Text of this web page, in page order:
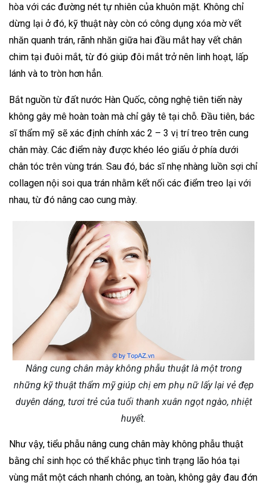
hòa với các đường nét tự nhiên của khuôn mặt. Không chỉ
dừng lại ở đó, kỹ thuật này còn có công dụng xóa mờ vết
nhăn quanh trán, rãnh nhăn giữa hai đầu mắt hay vết chân
chim tại đuôi mắt, từ đó giúp đôi mắt trở nên linh hoạt, lấp
lánh và to tròn hơn hẳn.
Bắt nguồn từ đất nước Hàn Quốc, công nghệ tiên tiến này
không gây mê hoàn toàn mà chỉ gây tê tại chỗ. Đầu tiên, bác
sĩ thẩm mỹ sẽ xác định chính xác 2 – 3 vị trí treo trên cung
chân mày. Các điểm này được khéo léo giấu ở phía dưới
chân tóc trên vùng trán. Sau đó, bác sĩ nhẹ nhàng luồn sợi chỉ
collagen nội soi qua trán nhằm kết nối các điểm treo lại với
nhau, từ đó nâng cao cung mày.
Nâng cung chân mày không phẫu thuật là một trong
những kỹ thuật thẩm mỹ giúp chị em phụ nữ lấy lại vẻ đẹp
duyên dáng, tươi trẻ của tuổi thanh xuân ngọt ngào, nhiệt
huyết.
Như vậy, tiểu phẫu nâng cung chân mày không phẫu thuật
bằng chỉ sinh học có thể khắc phục tình trạng lão hóa tại
vùng mắt một cách nhanh chóng, an toàn, không gây đau đớn